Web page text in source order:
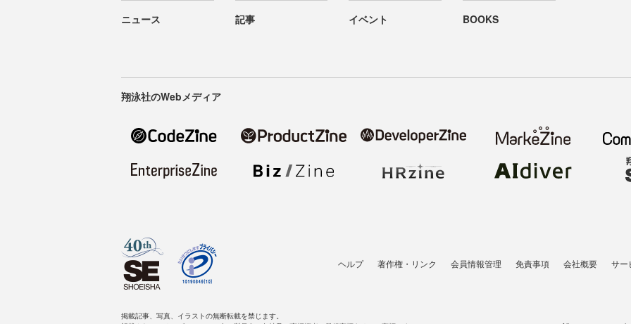
ニュース 記事 イベント BOOKS
翔泳社のWebメディア
ヘルプ 著作権・リンク 会員情報管理 免責事項 会社概要 サー
掲載記事、写真、イラストの無断転載を禁じます。
記載されているロゴ、システム名、製品名は各社及び商標権者の登録商標あるいは商標です。
All contents